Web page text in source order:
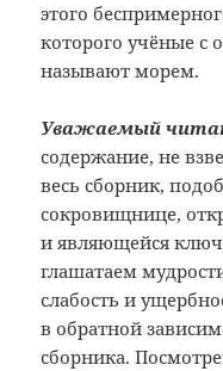
этого
которого учёные с
называют морем.
Уважаемый
содержание, не
весь сборник,
сокровищнице,
и являющейся
глашатаем
слабость и
в обратной
сборника.